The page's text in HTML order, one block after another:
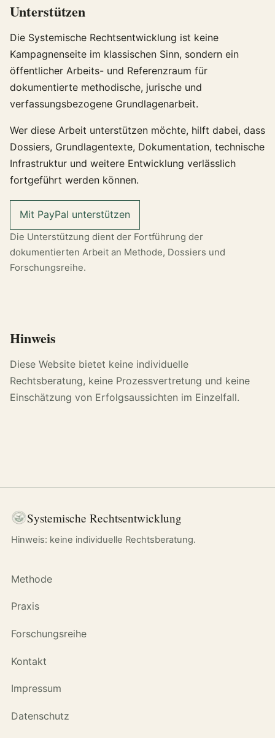
Unterstützen
Die Systemische Rechtsentwicklung ist keine
Kampagnenseite im klassischen Sinn, sondern ein
öffentlicher Arbeits- und Referenzraum für
dokumentierte methodische, jurische und
verfassungsbezogene Grundlagenarbeit.
Wer diese Arbeit unterstützen möchte, hilft dabei, dass
Dossiers, Grundlagentexte, Dokumentation, technische
Infrastruktur und weitere Entwicklung verlässlich
fortgeführt werden können.
Mit PayPal unterstützen
Die Unterstützung dient der Fortführung der
dokumentierten Arbeit an Methode, Dossiers und
Forschungsreihe.
Hinweis
Diese Website bietet keine individuelle
Rechtsberatung, keine Prozessvertretung und keine
Einschätzung von Erfolgsaussichten im Einzelfall.
Systemische Rechtsentwicklung
Hinweis: keine individuelle Rechtsberatung.
Methode
Praxis
Forschungsreihe
Kontakt
Impressum
Datenschutz